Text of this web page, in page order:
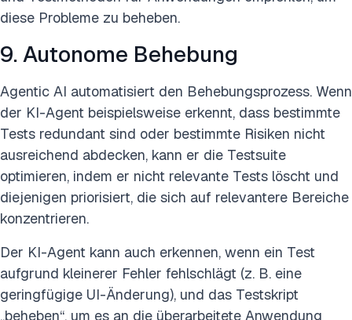
diese Probleme zu beheben.
9. Autonome Behebung
Agentic AI automatisiert den Behebungsprozess. Wenn
der KI-Agent beispielsweise erkennt, dass bestimmte
Tests redundant sind oder bestimmte Risiken nicht
ausreichend abdecken, kann er die Testsuite
optimieren, indem er nicht relevante Tests löscht und
diejenigen priorisiert, die sich auf relevantere Bereiche
konzentrieren.
Der KI-Agent kann auch erkennen, wenn ein Test
aufgrund kleinerer Fehler fehlschlägt (z. B. eine
geringfügige UI-Änderung), und das Testskript
„beheben“, um es an die überarbeitete Anwendung